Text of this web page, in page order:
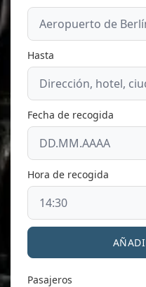
Hasta
Fecha de recogida
Hora de recogida
Pasajeros